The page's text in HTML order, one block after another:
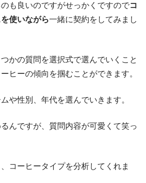
も良いのですがせっかくですのでコ
使いながら一緒に契約をしてみまし
かの質問を選択式で選んでいくこと
ヒーの傾向を掴むことができます。
や性別、年代を選んでいきます。
んですが、質問内容が可愛くて笑っ
コーヒータイプを分析してくれま